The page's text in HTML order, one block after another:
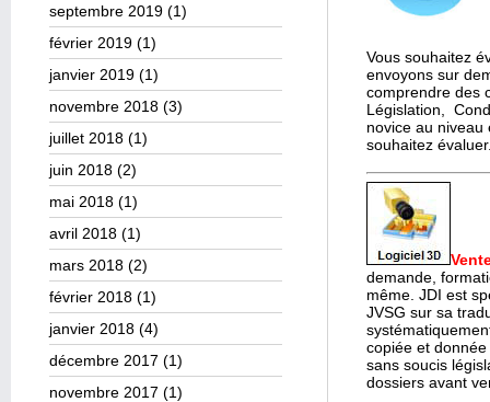
septembre 2019 (1)
février 2019 (1)
janvier 2019 (1)
novembre 2018 (3)
juillet 2018 (1)
juin 2018 (2)
mai 2018 (1)
avril 2018 (1)
mars 2018 (2)
février 2018 (1)
janvier 2018 (4)
décembre 2017 (1)
novembre 2017 (1)
Vous souhaitez
envoyons sur
comprendre des
Législation,
novice au niveau
souhaitez
demande,
même. JDI est
JVSG sur sa
copiée et
sans soucis
dossiers avant